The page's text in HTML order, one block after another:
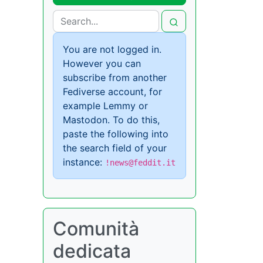
You are not logged in.
However you can
subscribe from another
Fediverse account, for
example Lemmy or
Mastodon. To do this,
paste the following into
the search field of your
instance: !news@feddit.it
Comunità
dedicata